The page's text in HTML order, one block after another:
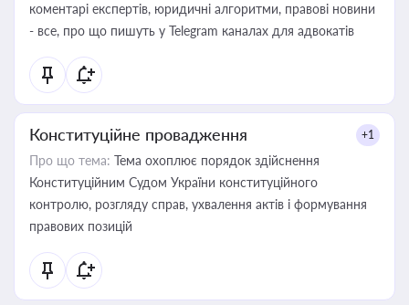
коментарі експертів, юридичні алгоритми, правові новини
- все, про що пишуть у Telegram каналах для адвокатів
Конституційне провадження +1
Про що тема: Тема охоплює порядок здійснення
Конституційним Судом України конституційного
контролю, розгляду справ, ухвалення актів і формування
правових позицій